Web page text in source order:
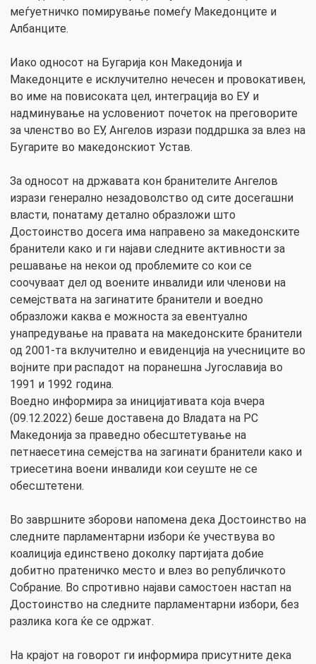
меѓуетничко помирување помеѓу Македонците и
Албанците.
Иако односот на Бугарија кон Македонија и
Македонците е исклучително нечесен и провокативен,
во име на повисоката цел, интеграција во ЕУ и
надминување на условениот почеток на преговорите
за членство во ЕУ, Ангелов изрази поддршка за влез на
Бугарите во македонскиот Устав.
За односот на државата кон бранителите Ангелов
изрази генерално незадоволство од сите досегашни
власти, понатаму детално образложи што
Достоинство досега има направено за македонските
бранители како и ги најави следните активности за
решавање на некои од проблемите со кои се
соочуваат дел од воените инвалиди или членови на
семејствата на загинатите бранители и воедно
образложи каква е можноста за евентуално
унапредување на правата на македонските бранители
од 2001-та вклучително и евиденција на учесниците во
војните при распадот на поранешна Југославија во
1991 и 1992 година.
Воедно информира за иницијативата која вчера
(09.12.2022) беше доставена до Владата на РС
Македонија за праведно обесштетување на
петнаесетина семејства на загинати бранители како и
триесетина воени инвалиди кои сеуште не се
обесштетени.
Во завршните зборови напомена дека Достоинство на
следните парламентарни избори ќе учествува во
коалиција единствено доколку партијата добие
добитно пратеничко место и влез во републичкото
Собрание. Во спротивно најави самостоен настап на
Достоинство на следните парламентарни избори, без
разлика кога ќе се одржат.
На крајот на говорот ги информира присутните дека